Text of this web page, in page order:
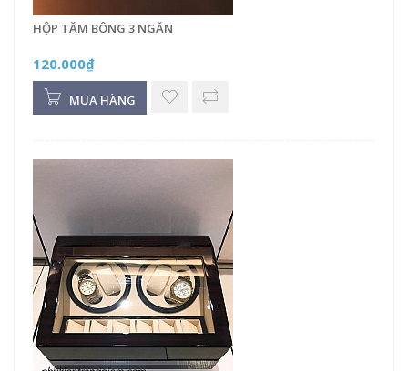
HỘP TĂM BÔNG 3 NGĂN
120.000₫
MUA HÀNG